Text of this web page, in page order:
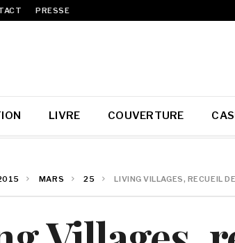
PRESSE
LIVRE COUVERTURE
MARS 25 LIVING VILLAGES, RECUEIL